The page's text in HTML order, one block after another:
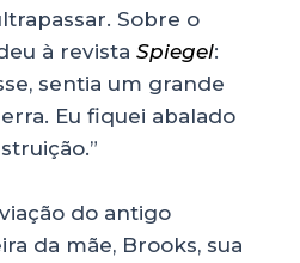
Sobre o
à revista Spiegel:
sentia um grande
Eu fiquei abalado
do antigo
da mãe, Brooks, sua